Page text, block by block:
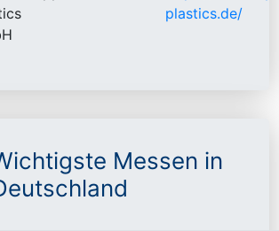
plastics.de/
Messen in